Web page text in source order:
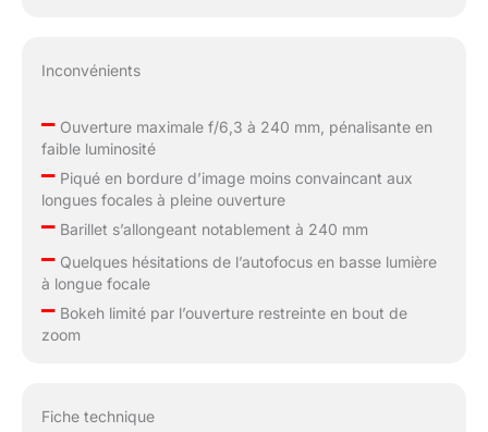
Inconvénients
–Ouverture maximale f/6,3 à 240 mm, pénalisante en
faible luminosité
–Piqué en bordure d’image moins convaincant aux
longues focales à pleine ouverture
–Barillet s’allongeant notablement à 240 mm
–Quelques hésitations de l’autofocus en basse lumière
à longue focale
–Bokeh limité par l’ouverture restreinte en bout de
zoom
Fiche technique